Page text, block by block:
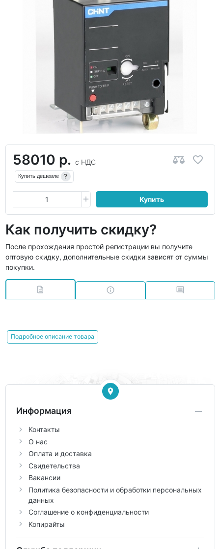
58010 р. с НДС
Купить дешевле ?
Купить
Как получить скидку?
После прохождения простой регистрации вы получите
оптовую скидку, дополнительные скидки зависят от суммы
покупки.
Подробное описание товара
Информация
Контакты
О нас
Оплата и доставка
Свидетельства
Вакансии
Политика безопасности и обработки персональных
данных
Соглашение о конфиденциальности
Копирайты